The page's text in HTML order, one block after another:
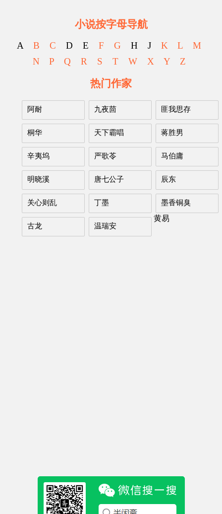
小说按字母导航
AB C D E F G H J K L
M
N
P Q R S T W X Y Z
热门作家
阿耐 九夜茴 匪我思存
桐华 天下霸唱 蒋胜男
辛夷坞 严歌苓 马伯庸
明晓溪 唐七公子 辰东
关心则乱 丁墨 墨香铜臭
古龙 温瑞安
黄易